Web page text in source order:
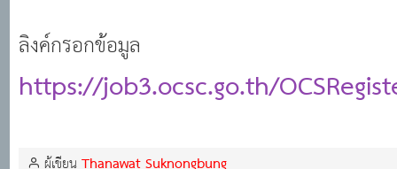
ลิงค์กรอกข้อมูล
https://job3.ocsc.go.th/